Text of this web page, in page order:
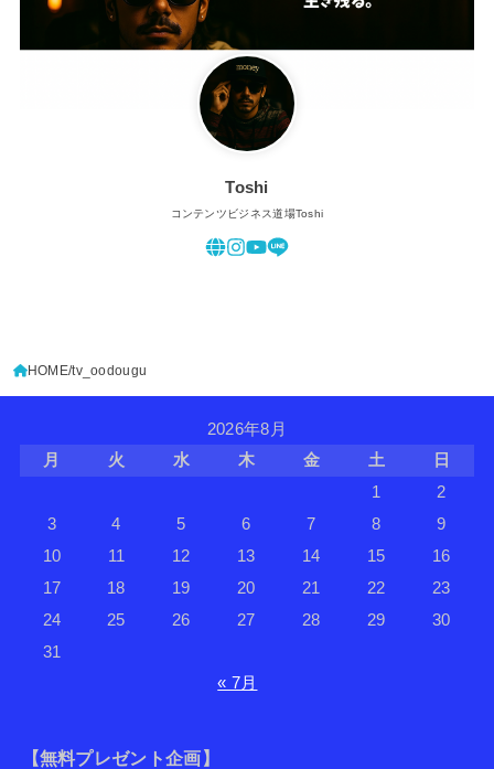
Toshi
コンテンツビジネス道場Toshi
HOME tv_oodougu
2026年8月
月
火 水 木 金 土
日
1
2
3
4 5 6 7 8
9
10
11 12 13 14 15
16
17
18 19 20 21 22
23
24
25 26 27 28 29
30
31
« 7月
【無料プレゼント企画】